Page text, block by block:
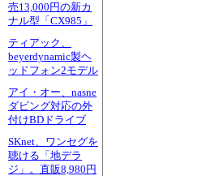
売13,000円の新カ
ナル型「CX985」
ティアック、
beyerdynamic製ヘ
ッドフォン2モデル
アイ・オー、nasne
ダビング対応の外
付けBDドライブ
SKnet、ワンセグを
聴ける「地デラ
ジ」。直販8,980円